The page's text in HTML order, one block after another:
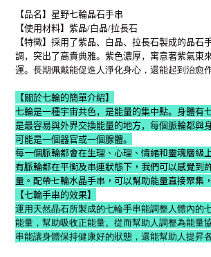
【品名 】星野七輪晶石手串
【使用材料】紫晶/白晶/拉長石
【特徵】採用了紫晶、白晶、拉長石製成的晶石
調，突出了高貴典雅。紫色濃厚，寓意著紫氣東
運。 長期佩戴能促進人淨化身心，還能起到治愈
【 關於七輪的簡單介紹】
七輪是一種宇宙共色，是能量的集中點。身體有
是最容易與外界交換能量的地方，每個脈輪都與
可能是一個器官或一個腺體。
每一個脈輪都會在生理、心理、情緒和靈魂層級
有脈輪都在平衡及串連狀態下，我們可以感覺到
量。配帶七輪水晶手串，可以幫助能量直接聚集
【七輪手串的效果】
運用天然晶石所製成的七輪手串能調整人體內的
能量，幫助吸收正能量。從而幫助人調整為能量
串能讓身體保持健康好的狀態，還能幫助人提昇